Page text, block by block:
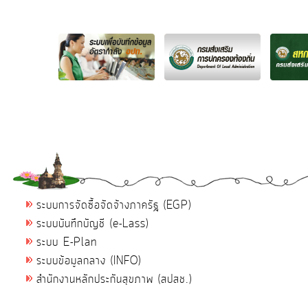
ระบบการจัดซื้อจัดจ้างภาครัฐ (EGP)
ระบบบันทึกบัญชี (e-Lass)
ระบบ E-Plan
ระบบข้อมูลกลาง (INFO)
สำนักงานหลักประกันสุขภาพ (สปสช.)